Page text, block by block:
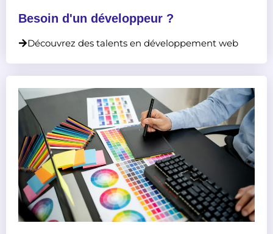
Besoin d'un développeur ?
Découvrez des talents en développement web